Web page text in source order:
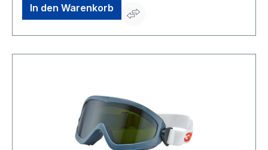
In den Warenkorb